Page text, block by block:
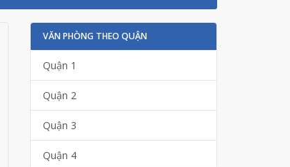
VĂN PHÒNG THEO QUẬN
Quận 1
Quận 2
Quận 3
Quận 4